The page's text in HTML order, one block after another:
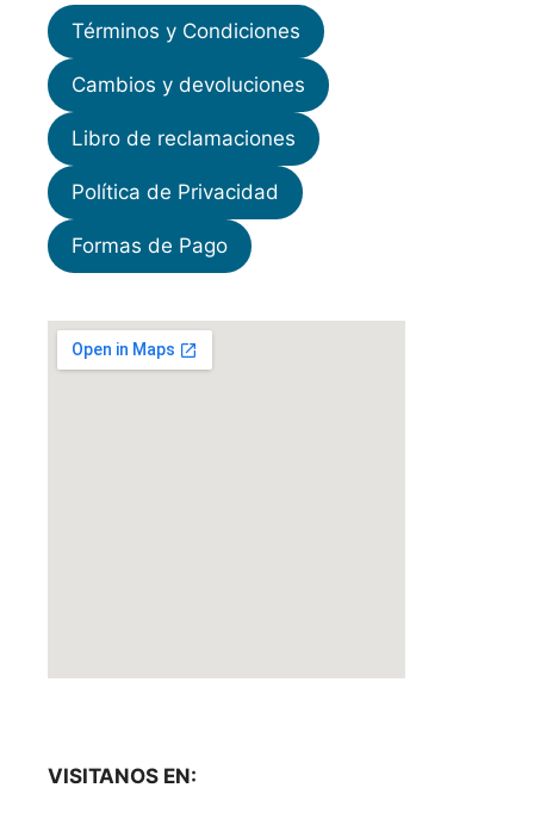
Términos y Condiciones
Cambios y devoluciones
Libro de reclamaciones
Política de Privacidad
Formas de Pago
VISITANOS EN: